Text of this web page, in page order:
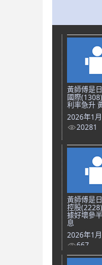
黃師傅是
國際
利率急升
2026年1
20281
黃師傅是
控股
據好壞參
息
2026年1
667